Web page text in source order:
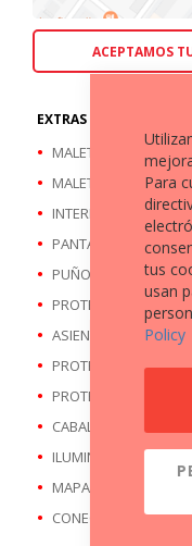
ACEPTAMOS
EXTRAS A DESTACAR
MALETA TRASERA
MALETAS LATERALES
INTERMITENTES LED
PANTALLA ALTA
PUÑOS
PROTECTOR
ASIENTO REBAJADO
PROTECTOR DE FARO
PROTECTOR
CABALLETE CENTRAL
ILUMINACIÓN LED
MAPAS DE
CONECTIVIDAD
Para
tus
usan
Policy